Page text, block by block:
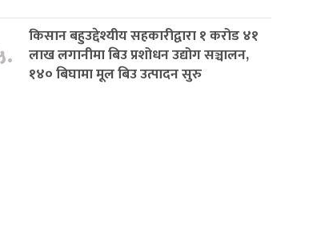
किसान बहुउद्देश्यीय सहकारीद्वारा १ करोड ४१
लाख लगानीमा बिउ प्रशोधन उद्योग सञ्चालन,
१४० बिघामा मूल बिउ उत्पादन सुरु